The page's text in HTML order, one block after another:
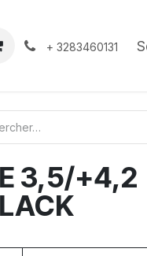
Contact
+ 3283460131
3,5/+4,2